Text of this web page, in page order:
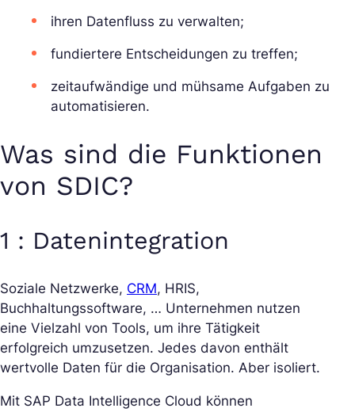
ihren Datenfluss zu verwalten;
fundiertere Entscheidungen zu treffen;
zeitaufwändige und mühsame Aufgaben zu
automatisieren.
Was sind die Funktionen
von SDIC?
1 : Datenintegration
Soziale Netzwerke, CRM, HRIS,
Buchhaltungssoftware, … Unternehmen nutzen
eine Vielzahl von Tools, um ihre Tätigkeit
erfolgreich umzusetzen. Jedes davon enthält
wertvolle Daten für die Organisation. Aber isoliert.
Mit SAP Data Intelligence Cloud können